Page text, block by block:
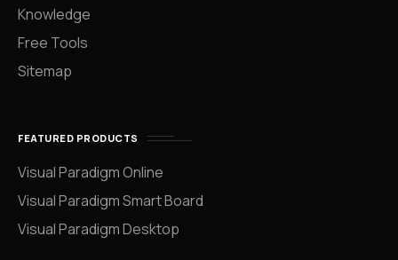
Knowledge
Free Tools
Sitemap
FEATURED PRODUCTS
Visual Paradigm Online
Visual Paradigm Smart Board
Visual Paradigm Desktop